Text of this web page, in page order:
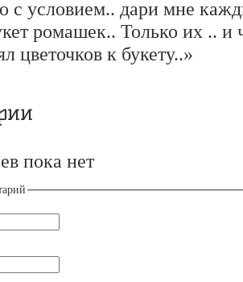
условием.. дари мне
ромашек.. Только их ..
цветочков к букету..»
пока нет